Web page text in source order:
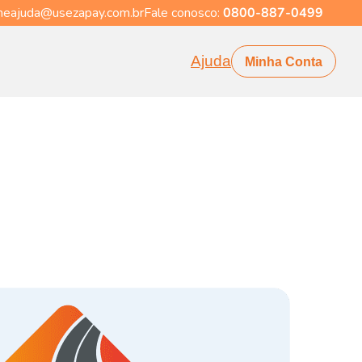
Fale conosco: 0800-887-0499
Ajuda Minha Conta